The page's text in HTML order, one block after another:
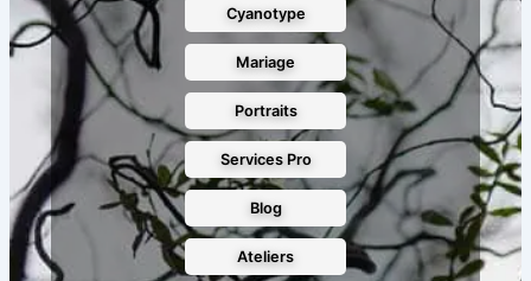
Cyanotype
Mariage
Portraits
Services Pro
Blog
Ateliers